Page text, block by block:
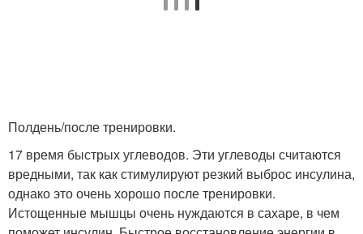
Полдень/после тренировки.
17 время быстрых углеводов. Эти углеводы считаются
вредными, так как стимулируют резкий выброс инсулина,
однако это очень хорошо после тренировки.
Истощенные мышцы очень нуждаются в сахаре, в чем